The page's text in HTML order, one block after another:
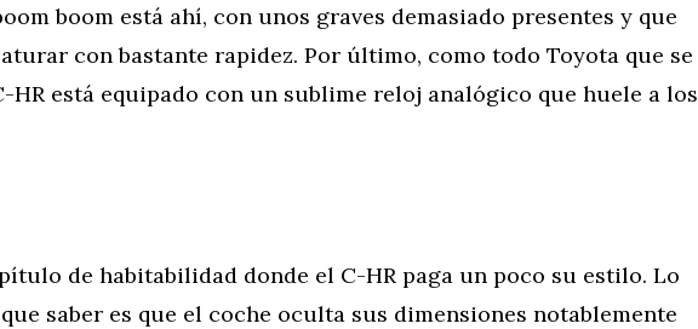
boom está ahí, con unos graves demasiado presentes y que
con bastante rapidez. Por último, como todo Toyota que se
HR está equipado con un sublime reloj analógico que huele a los
de habitabilidad donde el C-HR paga un poco su estilo. Lo
saber es que el coche oculta sus dimensiones notablemente